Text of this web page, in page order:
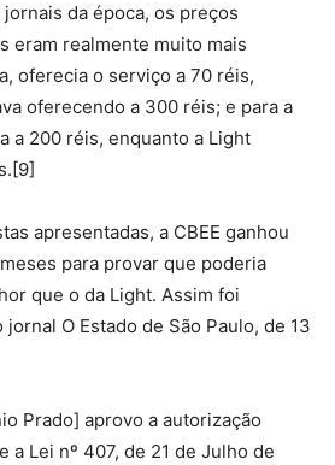
da época, os preços
eram realmente muito mais
oferecia o serviço a 70 réis,
oferecendo a 300 réis; e para a
a 200 réis, enquanto a Light
apresentadas, a CBEE ganhou
para provar que poderia
que o da Light. Assim foi
O Estado de São Paulo, de 13
Prado] aprovo a autorização
a Lei nº 407, de 21 de Julho de